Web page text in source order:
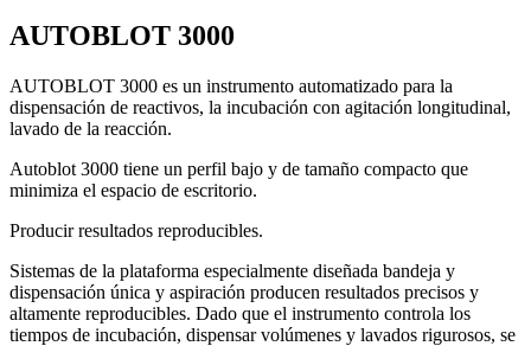
AUTOBLOT 3000
AUTOBLOT 3000 es un instrumento automatizado para la
dispensación de reactivos, la incubación con agitación longitudinal,
lavado de la reacción.
Autoblot 3000 tiene un perfil bajo y de tamaño compacto que
minimiza el espacio de escritorio.
Producir resultados reproducibles.
Sistemas de la plataforma especialmente diseñada bandeja y
dispensación única y aspiración producen resultados precisos y
altamente reproducibles. Dado que el instrumento controla los
tiempos de incubación, dispensar volúmenes y lavados rigurosos, se